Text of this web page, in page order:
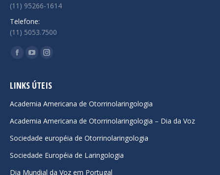
(11) 95266-1614
Telefone:
(11) 5053.7500
Encontre-nos em:
Facebook
opens
new
window
YouTube
opens
new
window
Instagram
opens
new
window
LINKS ÚTEIS
Academia Americana de Otorrinolaringologia
Academia Americana de Otorrinolaringologia – Dia da Voz
Sociedade européia de Otorrinolaringologia
Sociedade Européia de Laringologia
Dia Mundial da Voz em Portugal